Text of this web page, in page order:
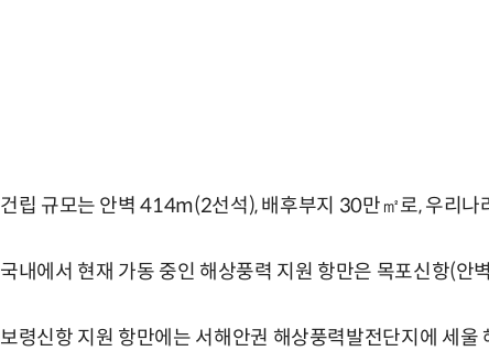
건립 규모는 안벽 414m(2선석), 배후부지 30만㎡로, 우리나
국내에서 현재 가동 중인 해상풍력 지원 항만은 목포신항(
보령신항 지원 항만에는 서해안권 해상풍력발전단지에 세울